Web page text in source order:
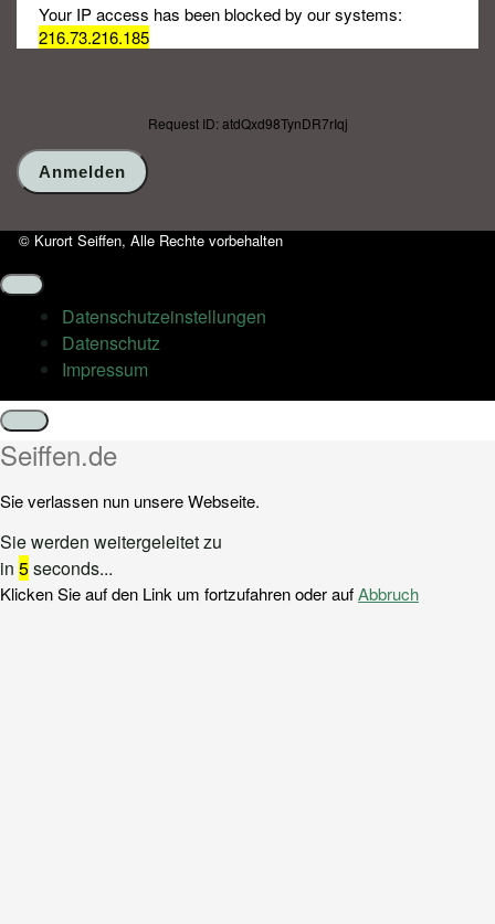
Your IP access has been blocked by our systems:
216.73.216.185
Request ID: atdQxd98TynDR7rIqj
© Kurort Seiffen, Alle Rechte vorbehalten
Datenschutz­einstellungen
Datenschutz
Impressum
Schließen
Seiffen.de
Sie verlassen nun unsere Webseite.
Sie werden weitergeleitet zu
in 5seconds...
Klicken Sie auf den Link um fortzufahren oder aufAbbruch